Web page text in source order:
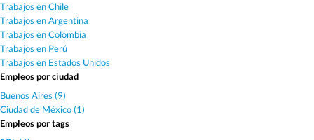
Trabajos en Chile
Trabajos en Argentina
Trabajos en Colombia
Trabajos en Perú
Trabajos en Estados Unidos
Empleos por ciudad
Buenos Aires (9)
Ciudad de México (1)
Empleos por tags